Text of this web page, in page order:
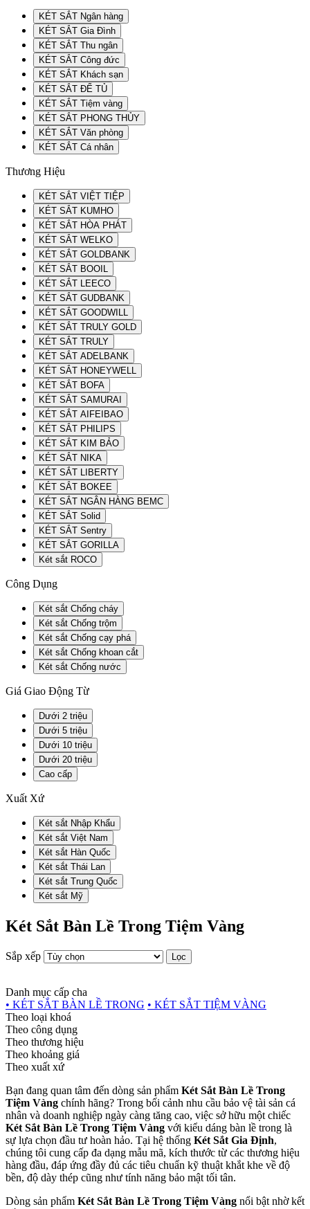
KÉT SẮT Ngân hàng
KÉT SẮT Gia Đình
KÉT SẮT Thu ngân
KÉT SẮT Công đức
KÉT SẮT Khách sạn
KÉT SẮT ĐỂ TỦ
KÉT SẮT Tiệm vàng
KÉT SẮT PHONG THỦY
KÉT SẮT Văn phòng
KÉT SẮT Cá nhân
Thương Hiệu
KÉT SẮT VIỆT TIỆP
KÉT SẮT KUMHO
KÉT SẮT HÒA PHÁT
KÉT SẮT WELKO
KÉT SẮT GOLDBANK
KÉT SẮT BOOIL
KÉT SẮT LEECO
KÉT SẮT GUDBANK
KÉT SẮT GOODWILL
KÉT SẮT TRULY GOLD
KÉT SẮT TRULY
KÉT SẮT ADELBANK
KÉT SẮT HONEYWELL
KÉT SẮT BOFA
KÉT SẮT SAMURAI
KÉT SẮT AIFEIBAO
KÉT SẮT PHILIPS
KÉT SẮT KIM BẢO
KÉT SẮT NIKA
KÉT SẮT LIBERTY
KÉT SẮT BOKEE
KÉT SẮT NGÂN HÀNG BEMC
KÉT SẮT Solid
KÉT SẮT Sentry
KÉT SẮT GORILLA
Két sắt ROCO
Công Dụng
Két sắt Chống cháy
Két sắt Chống trộm
Két sắt Chống cạy phá
Két sắt Chống khoan cắt
Két sắt Chống nước
Giá Giao Động Từ
Dưới 2 triệu
Dưới 5 triệu
Dưới 10 triệu
Dưới 20 triệu
Cao cấp
Xuất Xứ
Két sắt Nhập Khẩu
Két sắt Việt Nam
Két sắt Hàn Quốc
Két sắt Thái Lan
Két sắt Trung Quốc
Két sắt Mỹ
Két Sắt Bàn Lề Trong Tiệm Vàng
Sắp xếp Lọc
Danh mục cấp cha
• KÉT SẮT BÀN LỀ TRONG • KÉT SẮT TIỆM VÀNG
Theo loại khoá
Theo công dụng
Theo thương hiệu
Theo khoảng giá
Theo xuất xứ
Bạn đang quan tâm đến dòng sản phẩm Két Sắt Bàn Lề Trong
Tiệm Vàng chính hãng? Trong bối cảnh nhu cầu bảo vệ tài sản cá
nhân và doanh nghiệp ngày càng tăng cao, việc sở hữu một chiếc
Két Sắt Bàn Lề Trong Tiệm Vàng với kiểu dáng bàn lề trong là
sự lựa chọn đầu tư hoàn hảo. Tại hệ thống Két Sắt Gia Định,
chúng tôi cung cấp đa dạng mẫu mã, kích thước từ các thương hiệu
hàng đầu, đáp ứng đầy đủ các tiêu chuẩn kỹ thuật khắt khe về độ
bền, độ dày thép cũng như tính năng bảo mật tối tân.
Dòng sản phẩm Két Sắt Bàn Lề Trong Tiệm Vàng nổi bật nhờ kết